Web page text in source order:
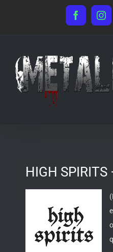
Facebook
HIGH